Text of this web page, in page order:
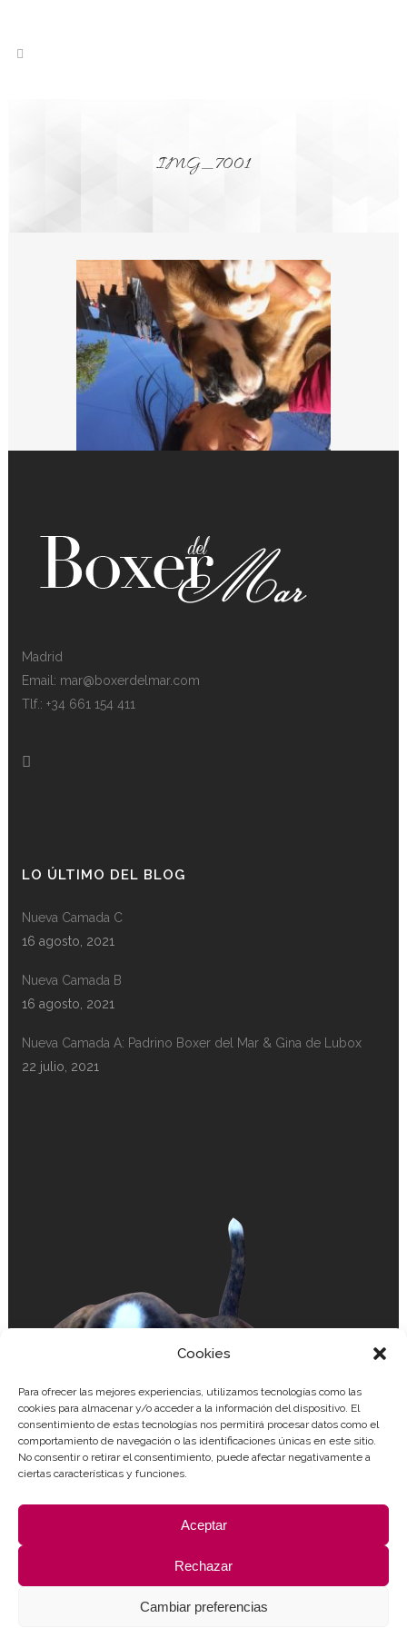
Cookies
Para ofrecer las mejores experiencias, utilizamos tecnologías como las
cookies para almacenar y/o acceder a la información del dispositivo. El
consentimiento de estas tecnologías nos permitirá procesar datos como el
comportamiento de navegación o las identificaciones únicas en este sitio.
No consentir o retirar el consentimiento, puede afectar negativamente a
ciertas características y funciones.
Aceptar
Rechazar
Cambiar preferencias
IMG_7001
Madrid
Email: mar@boxerdelmar.com
Tlf.: +34 661 154 411
LO ÚLTIMO DEL BLOG
Nueva Camada C
16 agosto, 2021
Nueva Camada B
16 agosto, 2021
Nueva Camada A: Padrino Boxer del Mar & Gina de Lubox
22 julio, 2021